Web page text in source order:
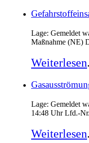
Lage: Gemeldet
Maßnahme (NE)
Weiterlesen
Lage: Gemeldet
14:48 Uhr Lfd.-
Weiterlesen